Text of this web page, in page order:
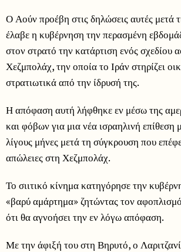
Ο Αούν προέβη στις δηλώσεις αυτές μετά
έλαβε η κυβέρνηση την περασμένη
στον στρατό την κατάρτιση ενός σχεδίου
Χεζμπολάχ, την οποία το Ιράν στηρίζει
στρατιωτικά από την ίδρυσή της.
Η απόφαση αυτή λήφθηκε εν μέσω της
και φόβων για μια νέα ισραηλινή επίθεση
λίγους μήνες μετά τη σύγκρουση που
απώλειες στη Χεζμπολάχ.
Το σιιτικό κίνημα κατηγόρησε την
«βαρύ αμάρτημα» ζητώντας τον
ότι θα αγνοήσει την εν λόγω απόφαση.
Με την άφιξή του στη Βηρυτό, ο